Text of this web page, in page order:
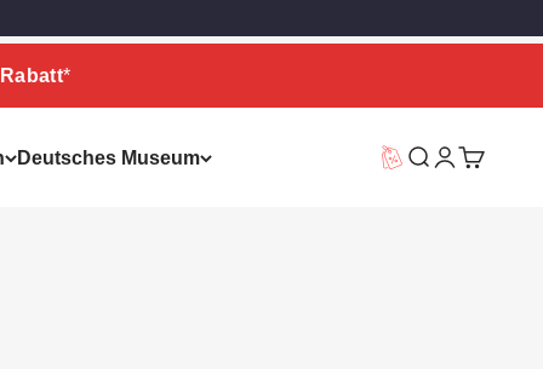
*
Deutsches Museum Vorteilswelt
Suche